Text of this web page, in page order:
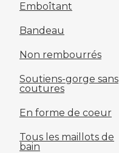
Emboîtant
Bandeau
Non rembourrés
Soutiens-gorge sans
coutures
En forme de coeur
Tous les maillots de
bain